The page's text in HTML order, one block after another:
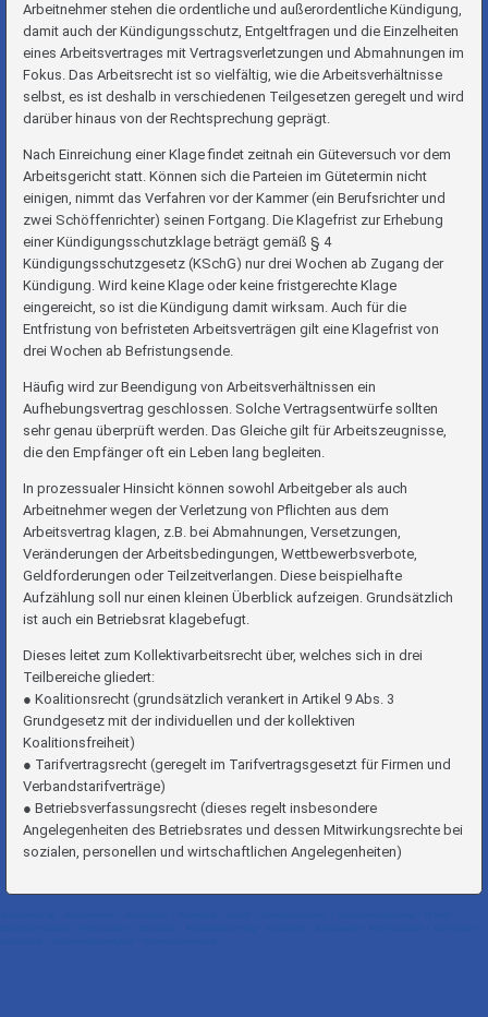
Arbeitnehmer stehen die ordentliche und außerordentliche Kündigung,
damit auch der Kündigungsschutz, Entgeltfragen und die Einzelheiten
eines Arbeitsvertrages mit Vertragsverletzungen und Abmahnungen im
Fokus. Das Arbeitsrecht ist so vielfältig, wie die Arbeitsverhältnisse
selbst, es ist deshalb in verschiedenen Teilgesetzen geregelt und wird
darüber hinaus von der Rechtsprechung geprägt.
Nach Einreichung einer Klage findet zeitnah ein Güteversuch vor dem
Arbeitsgericht statt. Können sich die Parteien im Gütetermin nicht
einigen, nimmt das Verfahren vor der Kammer (ein Berufsrichter und
zwei Schöffenrichter) seinen Fortgang. Die Klagefrist zur Erhebung
einer Kündigungsschutzklage beträgt gemäß § 4
Kündigungsschutzgesetz (KSchG) nur drei Wochen ab Zugang der
Kündigung. Wird keine Klage oder keine fristgerechte Klage
eingereicht, so ist die Kündigung damit wirksam. Auch für die
Entfristung von befristeten Arbeitsverträgen gilt eine Klagefrist von
drei Wochen ab Befristungsende.
Häufig wird zur Beendigung von Arbeitsverhältnissen ein
Aufhebungsvertrag geschlossen. Solche Vertragsentwürfe sollten
sehr genau überprüft werden. Das Gleiche gilt für Arbeitszeugnisse,
die den Empfänger oft ein Leben lang begleiten.
In prozessualer Hinsicht können sowohl Arbeitgeber als auch
Arbeitnehmer wegen der Verletzung von Pflichten aus dem
Arbeitsvertrag klagen, z.B. bei Abmahnungen, Versetzungen,
Veränderungen der Arbeitsbedingungen, Wettbewerbsverbote,
Geldforderungen oder Teilzeitverlangen. Diese beispielhafte
Aufzählung soll nur einen kleinen Überblick aufzeigen. Grundsätzlich
ist auch ein Betriebsrat klagebefugt.
Dieses leitet zum Kollektivarbeitsrecht über, welches sich in drei
Teilbereiche gliedert:
● Koalitionsrecht (grundsätzlich verankert in Artikel 9 Abs. 3
Grundgesetz mit der individuellen und der kollektiven
Koalitionsfreiheit)
● Tarifvertragsrecht (geregelt im Tarifvertragsgesetzt für Firmen und
Verbandstarifverträge)
● Betriebsverfassungsrecht (dieses regelt insbesondere
Angelegenheiten des Betriebsrates und dessen Mitwirkungsrechte bei
sozialen, personellen und wirtschaftlichen Angelegenheiten)